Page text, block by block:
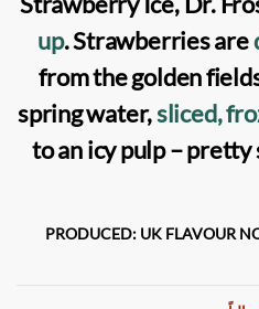
up. Strawberries are
from the golden
spring water,sliced,
to an icy pulp –
PRODUCED: UK FLAVOUR